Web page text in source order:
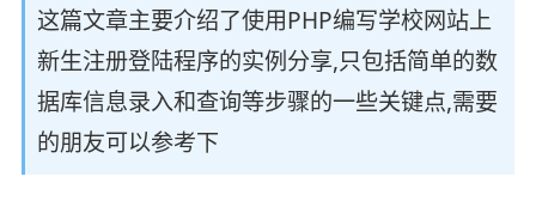
这篇文章主要介绍了使用PHP编写学校网站上
新生注册登陆程序的实例分享,只包括简单的数
据库信息录入和查询等步骤的一些关键点,需要
的朋友可以参考下